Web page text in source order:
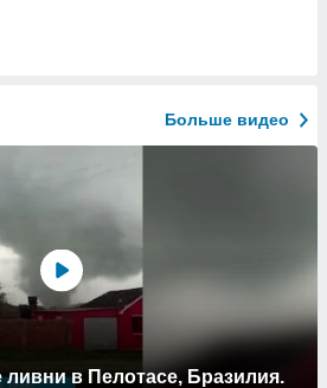
Больше видео
в Пелотасе, Бразилия.